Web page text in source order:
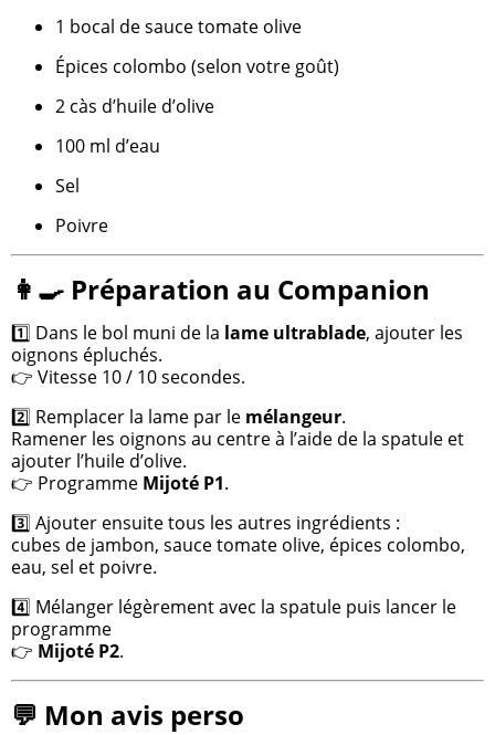
1 bocal de sauce tomate olive
Épices colombo (selon votre goût)
2 càs d’huile d’olive
100 ml d’eau
Sel
Poivre
👩‍🍳 Préparation au Companion
1️⃣ Dans le bol muni de la lame ultrablade, ajouter les
oignons épluchés.
👉 Vitesse 10 / 10 secondes.
2️⃣ Remplacer la lame par le mélangeur.
Ramener les oignons au centre à l’aide de la spatule et
ajouter l’huile d’olive.
👉 Programme Mijoté P1.
3️⃣ Ajouter ensuite tous les autres ingrédients :
cubes de jambon, sauce tomate olive, épices colombo,
eau, sel et poivre.
4️⃣ Mélanger légèrement avec la spatule puis lancer le
programme
👉 Mijoté P2.
💬 Mon avis perso